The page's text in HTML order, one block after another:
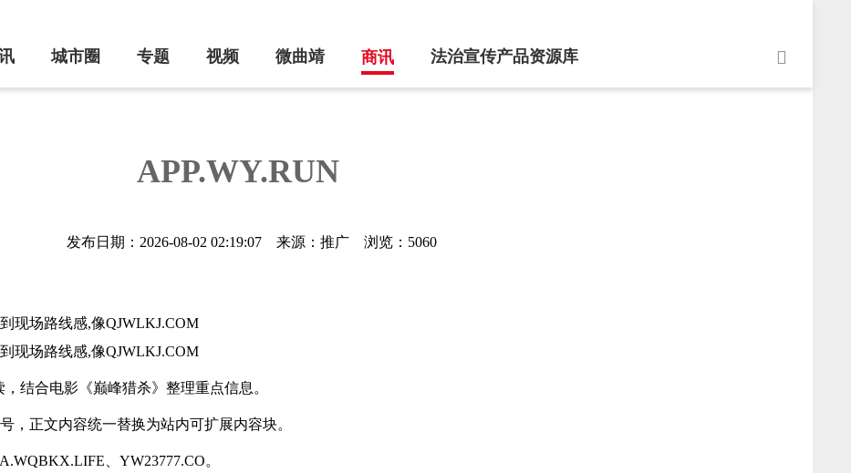
城市圈 专题 视频 微曲靖 商讯 法治宣传产品资源库
APP.WY.RUN
发布日期：2026-08-02 02:19:07 来源：推广 浏览：5060
现场路线感,像QJWLKJ.COM
现场路线感,像QJWLKJ.COM
结合电影《巅峰猎杀》整理重点信息。
，正文内容统一替换为站内可扩展内容块。
、YW23777.CO。